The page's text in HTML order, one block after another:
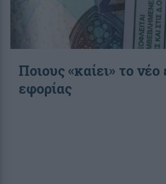
Ποιους «καίει» το
εφορίας